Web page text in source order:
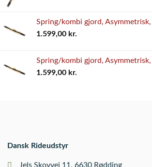
Spring/kombi gjord, Asymmetrisk,
1.599,00 kr.
Spring/kombi gjord, Asymmetrisk,
1.599,00 kr.
Dansk Rideudstyr
Jels Skovvej 11, 6630 Rødding